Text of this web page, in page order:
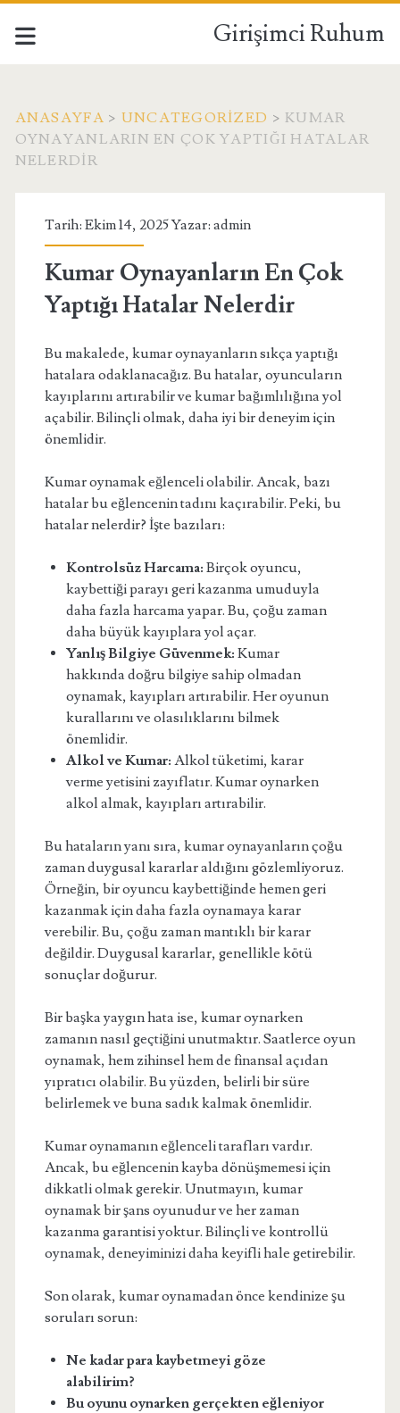
Girişimci Ruhum
ANASAYFA > UNCATEGORIZED > KUMAR
OYNAYANLARIN EN ÇOK YAPTIĞI HATALAR
NELERDIR
Tarih: Ekim 14, 2025 Yazar: admin
Kumar Oynayanların En Çok
Yaptığı Hatalar Nelerdir
Bu makalede, kumar oynayanların sıkça yaptığı
hatalara odaklanacağız. Bu hatalar, oyuncuların
kayıplarını artırabilir ve kumar bağımlılığına yol
açabilir. Bilinçli olmak, daha iyi bir deneyim için
önemlidir.
Kumar oynamak eğlenceli olabilir. Ancak, bazı
hatalar bu eğlencenin tadını kaçırabilir. Peki, bu
hatalar nelerdir? İşte bazıları:
Kontrolsüz Harcama: Birçok oyuncu,
kaybettiği parayı geri kazanma umuduyla
daha fazla harcama yapar. Bu, çoğu zaman
daha büyük kayıplara yol açar.
Yanlış Bilgiye Güvenmek: Kumar
hakkında doğru bilgiye sahip olmadan
oynamak, kayıpları artırabilir. Her oyunun
kurallarını ve olasılıklarını bilmek
önemlidir.
Alkol ve Kumar: Alkol tüketimi, karar
verme yetisini zayıflatır. Kumar oynarken
alkol almak, kayıpları artırabilir.
Bu hataların yanı sıra, kumar oynayanların çoğu
zaman duygusal kararlar aldığını gözlemliyoruz.
Örneğin, bir oyuncu kaybettiğinde hemen geri
kazanmak için daha fazla oynamaya karar
verebilir. Bu, çoğu zaman mantıklı bir karar
değildir. Duygusal kararlar, genellikle kötü
sonuçlar doğurur.
Bir başka yaygın hata ise, kumar oynarken
zamanın nasıl geçtiğini unutmaktır. Saatlerce oyun
oynamak, hem zihinsel hem de finansal açıdan
yıpratıcı olabilir. Bu yüzden, belirli bir süre
belirlemek ve buna sadık kalmak önemlidir.
Kumar oynamanın eğlenceli tarafları vardır.
Ancak, bu eğlencenin kayba dönüşmemesi için
dikkatli olmak gerekir. Unutmayın, kumar
oynamak bir şans oyunudur ve her zaman
kazanma garantisi yoktur. Bilinçli ve kontrollü
oynamak, deneyiminizi daha keyifli hale getirebilir.
Son olarak, kumar oynamadan önce kendinize şu
soruları sorun:
Ne kadar para kaybetmeyi göze
alabilirim?
Bu oyunu oynarken gerçekten eğleniyor